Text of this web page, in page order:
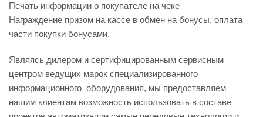
Печать информации о покупателе на чеке
Награждение призом на кассе в обмен на бонусы, оплата
части покупки бонусами.
Являясь дилером и сертифицированным сервисным
центром ведущих марок специализированного
информационного оборудования, мы предоставляем
нашим клиентам возможность использовать в составе